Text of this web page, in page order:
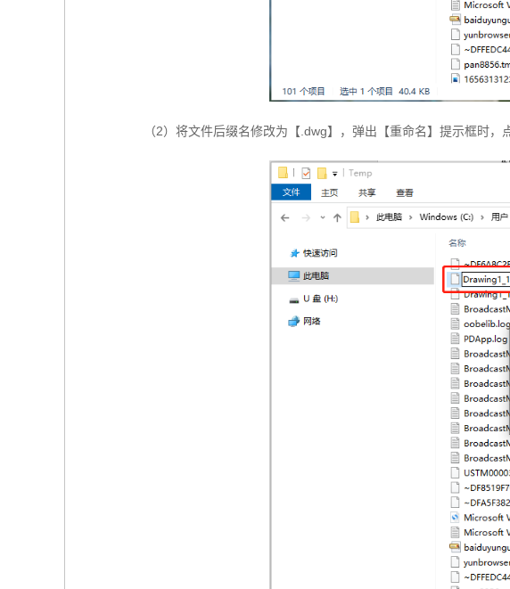
（2）将文件后缀名修改为【.dwg】，弹出【重命名】提示框时，